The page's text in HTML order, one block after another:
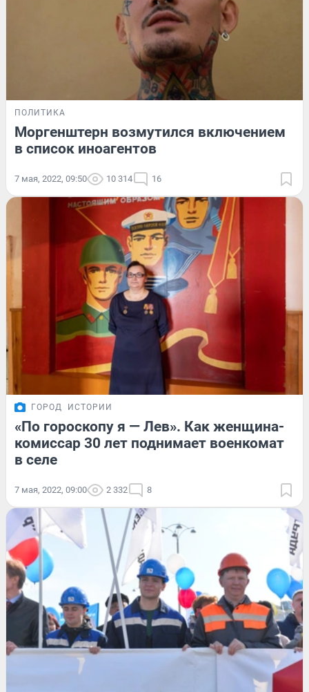
ПОЛИТИКА
Моргенштерн возмутился включением
в список иноагентов
7 мая, 2022, 09:50 10 314 16
ГОРОД ИСТОРИИ
«По гороскопу я — Лев». Как женщина-
комиссар 30 лет поднимает военкомат
в селе
7 мая, 2022, 09:00 2 332 8